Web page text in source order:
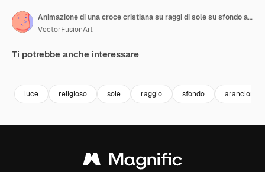
Animazione di una croce cristiana su raggi di sole su sfondo arancione e giallo
VectorFusionArt
Ti potrebbe anche interessare
luce religioso sole raggio sfondo arancione